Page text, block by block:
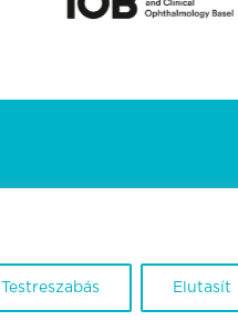
Testreszabás Elutasít